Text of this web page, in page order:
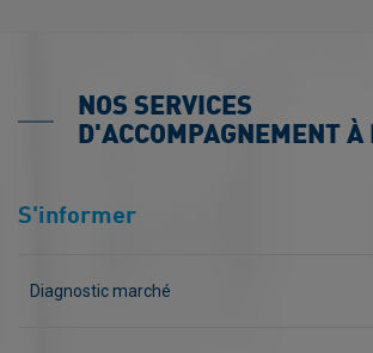
NOS SERVICES
D'ACCOMPAGNEMENT
S'informer
Diagnostic marché